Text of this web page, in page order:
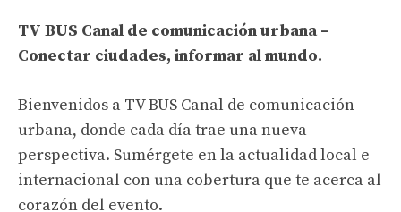
TV BUS Canal de comunicación urbana –
Conectar ciudades, informar al mundo.
Bienvenidos a TV BUS Canal de comunicación
urbana, donde cada día trae una nueva
perspectiva. Sumérgete en la actualidad local e
internacional con una cobertura que te acerca al
corazón del evento.